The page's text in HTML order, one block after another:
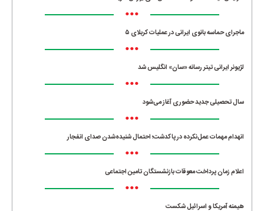
•••
ماجرای حماسه‌ بانوی ایرانی در عملیات کربلای ۵
•••
لژیونر ایرانی تیتر رسانه «سان» انگلیس شد
•••
سال تحصیلی جدید حضوری آغاز می‌شود
•••
انهدام مهمات عمل‌نکرده در پاکدشت؛ احتمال شنیده‌شدن صدای انفجار
•••
اعلام زمان پرداخت معوقات بازنشستگان تامین اجتماعی
•••
هیمنه آمریکا و اسرائیل شکست